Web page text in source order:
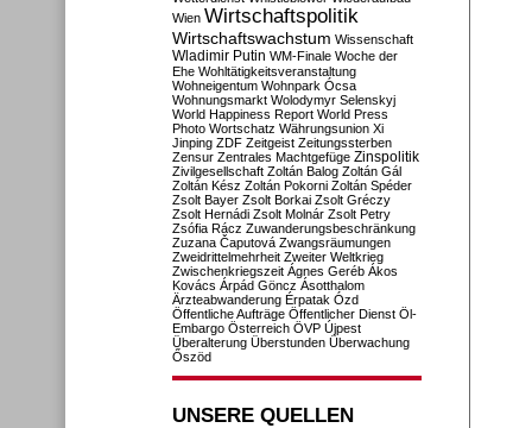
Wien Wirtschaftspolitik
Wirtschaftswachstum Wissenschaft
Wladimir Putin WM-Finale Woche der
Ehe Wohltätigkeitsveranstaltung
Wohneigentum Wohnpark Ócsa
Wohnungsmarkt Wolodymyr Selenskyj
World Happiness Report World Press
Photo Wortschatz Währungsunion Xi
Jinping ZDF Zeitgeist Zeitungssterben
Zensur Zentrales Machtgefüge Zinspolitik
Zivilgesellschaft Zoltán Balog Zoltán Gál
Zoltán Kész Zoltán Pokorni Zoltán Spéder
Zsolt Bayer Zsolt Borkai Zsolt Gréczy
Zsolt Hernádi Zsolt Molnár Zsolt Petry
Zsófia Rácz Zuwanderungsbeschränkung
Zuzana Čaputová Zwangsräumungen
Zweidrittelmehrheit Zweiter Weltkrieg
Zwischenkriegszeit Ágnes Geréb Ákos
Kovács Árpád Göncz Ásotthalom
Ärzteabwanderung Érpatak Ózd
Öffentliche Aufträge Öffentlicher Dienst Öl-
Embargo Österreich ÖVP Újpest
Überalterung Überstunden Überwachung
Őszöd
UNSERE QUELLEN